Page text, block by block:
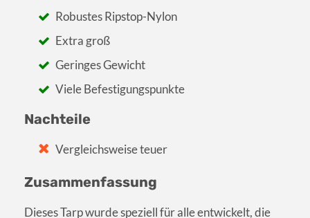
Robustes Ripstop-Nylon
Extra groß
Geringes Gewicht
Viele Befestigungspunkte
Nachteile
Vergleichsweise teuer
Zusammenfassung
Dieses Tarp wurde speziell für alle entwickelt, die